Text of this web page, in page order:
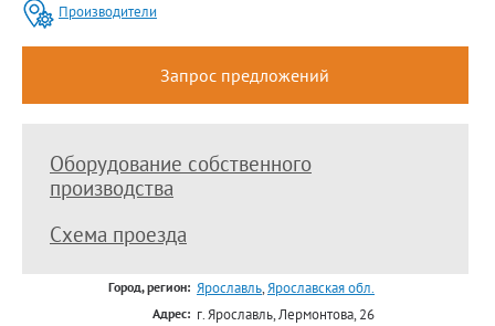
Производители
Запрос предложений
Оборудование собственного
производства
Схема проезда
Город, регион: Ярославль,Ярославская обл.
Адрес: г. Ярославль, Лермонтова, 26